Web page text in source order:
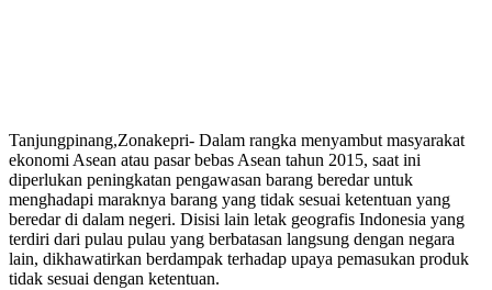
Tanjungpinang,Zonakepri- Dalam rangka menyambut masyarakat
ekonomi Asean atau pasar bebas Asean tahun 2015, saat ini
diperlukan peningkatan pengawasan barang beredar untuk
menghadapi maraknya barang yang tidak sesuai ketentuan yang
beredar di dalam negeri. Disisi lain letak geografis Indonesia yang
terdiri dari pulau pulau yang berbatasan langsung dengan negara
lain, dikhawatirkan berdampak terhadap upaya pemasukan produk
tidak sesuai dengan ketentuan.